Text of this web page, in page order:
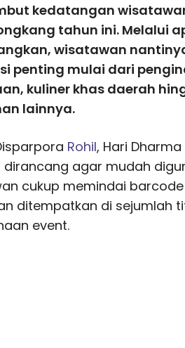
kedatangan
tahun ini. Melalui
wisatawan
penting mulai dari
kuliner khas daerah
lainnya.
Rohil, Hari
agar mudah
cukup memindai
ditempatkan di sejumlah
event.